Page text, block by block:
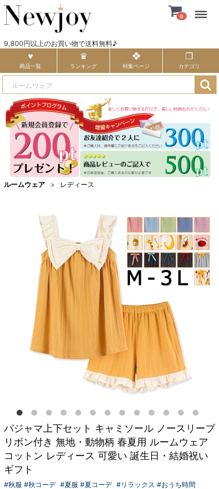
9,800円以上のお買い物で送料無料♪
0
商品一覧 ランキング 特集ページ カテゴリ
ルームウェア レディース
パジャマ上下セット キャミソール ノースリーブ
リボン付き 無地・動物柄 春夏用 ルームウェア
コットン レディース 可愛い 誕生日・結婚祝い
ギフト
#秋服 #秋コーデ #夏服 #夏コーデ #リラックス #おうち時間